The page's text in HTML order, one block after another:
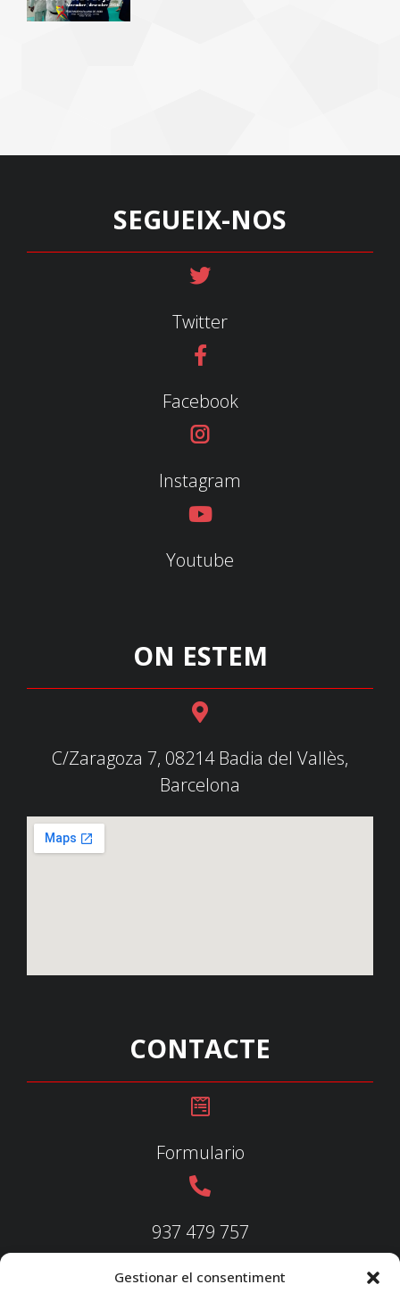
Gestionar el consentiment
SEGUEIX-NOS
Twitter
Facebook
Instagram
Youtube
ON ESTEM
C/Zaragoza 7, 08214 Badia del Vallès,
Barcelona
CONTACTE
Formulario
937 479 757